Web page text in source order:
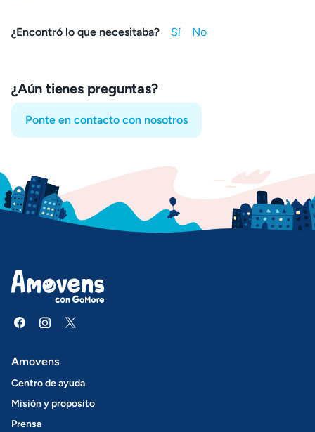
¿Encontró lo que necesitaba?
¿Aún tienes preguntas?
Ponte en contacto con nosotros
Amovens
Centro de ayuda
Misión y proposito
Prensa